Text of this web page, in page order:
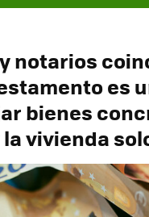
notarios
es
bienes
vivienda